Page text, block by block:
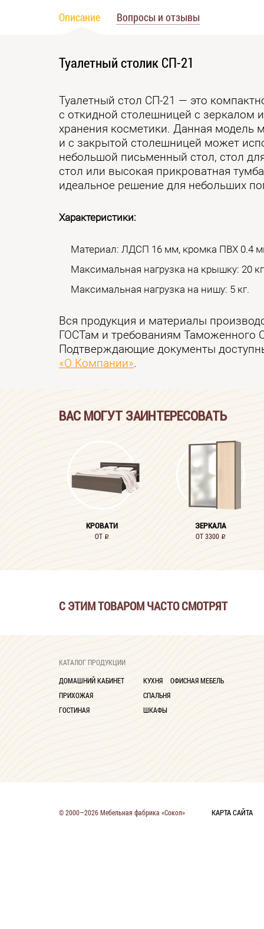
Описание Вопросы и отзывы
Туалетный столик СП-21
Туалетный стол СП-21 — это
с откидной столешницей с зеркалом
хранения косметики. Данная модель
и с закрытой столешницей может
небольшой письменный стол, стол
стол или высокая прикроватная
идеальное решение для небольших
Характеристики:
Материал: ЛДСП 16 мм, кромка ПВХ 0.4
Максимальная нагрузка на крышку: 20
Максимальная нагрузка на нишу: 5 кг.
Вся продукция и материалы
ГОСТам и требованиям Таможенного
Подтверждающие документы
«О Компании».
ВАС МОГУТ ЗАИНТЕРЕСОВАТЬ
КРОВАТИ
ОТ i
ЗЕРКАЛА
ОТ 3300 i
С ЭТИМ ТОВАРОМ ЧАСТО СМОТРЯТ
КАТАЛОГ ПРОДУКЦИИ
ДОМАШНИЙ КАБИНЕТ
ПРИХОЖАЯ
ГОСТИНАЯ
КУХНЯ
СПАЛЬНЯ
ШКАФЫ
ОФИСНАЯ МЕБЕЛЬ
© 2000—2026 Мебельная фабрика «Сокол» КАРТА САЙТА